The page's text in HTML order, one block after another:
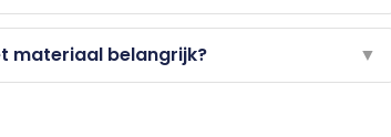
materiaal belangrijk? ▼